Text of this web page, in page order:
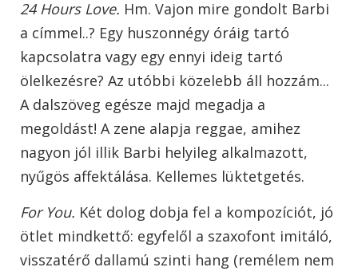
24 Hours Love. Hm. Vajon mire gondolt Barbi
a címmel..? Egy huszonnégy óráig tartó
kapcsolatra vagy egy ennyi ideig tartó
ölelkezésre? Az utóbbi közelebb áll hozzám...
A dalszöveg egésze majd megadja a
megoldást! A zene alapja reggae, amihez
nagyon jól illik Barbi helyileg alkalmazott,
nyűgös affektálása. Kellemes lüktetgetés.
For You. Két dolog dobja fel a kompozíciót, jó
ötlet mindkettő: egyfelől a szaxofont imitáló,
visszatérő dallamú szinti hang (remélem nem